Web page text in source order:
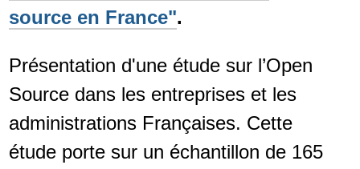
source en France".
Présentation d'une étude sur l’Open
Source dans les entreprises et les
administrations Françaises. Cette
étude porte sur un échantillon de 165